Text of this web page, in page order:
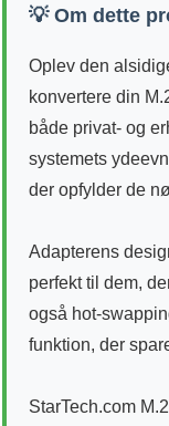
💡 Om dette
Oplev den
konvertere din
både privat- og
systemets
der opfylder de
Adapterens
perfekt til dem,
også hot-
funktion, der
StarTech.com